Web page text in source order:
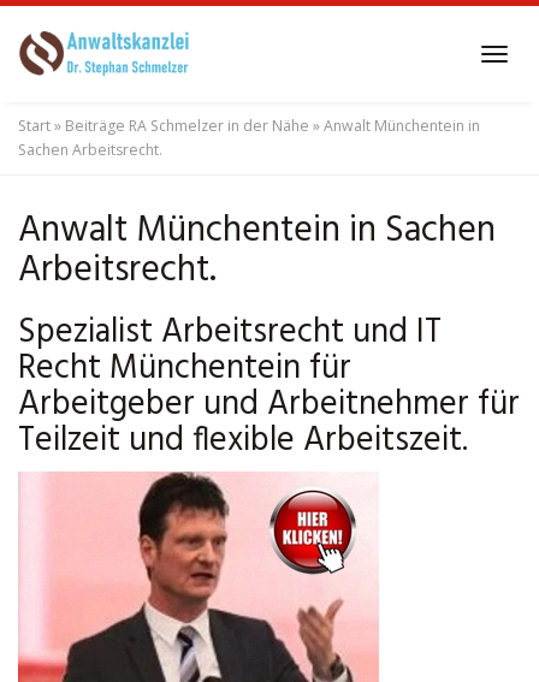
to
content
Start» Beiträge RA Schmelzer in der Nähe »Anwalt Münchentein in
Sachen Arbeitsrecht.
Anwalt Münchentein in Sachen
Arbeitsrecht.
Spezialist Arbeitsrecht und IT
Recht Münchentein für
Arbeitgeber und Arbeitnehmer für
Teilzeit und flexible Arbeitszeit.